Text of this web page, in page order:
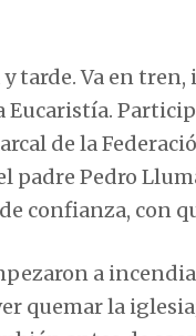
Va en tren,
de la
padre Pedro
confianza, con
a
quemar la